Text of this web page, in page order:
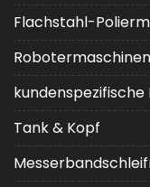
Flachstahl-
Robotermaschinen
kundenspezifische
Tank & Kopf